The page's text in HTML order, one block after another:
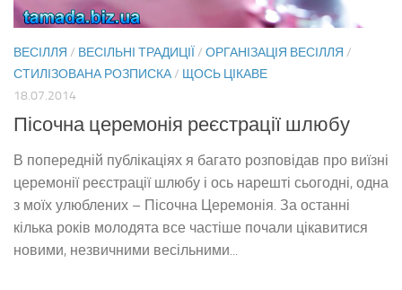
ВЕСІЛЛЯ / ВЕСІЛЬНІ ТРАДИЦІЇ / ОРГАНІЗАЦІЯ ВЕСІЛЛЯ /
СТИЛІЗОВАНА РОЗПИСКА/ ЩОСЬ ЦІКАВЕ
18.07.2014
Пісочна церемонія реєстрації шлюбу
В попередній публікаціях я багато розповідав про виїзні
церемонії реєстрації шлюбу і ось нарешті сьогодні, одна
з моїх улюблених – Пісочна Церемонія. За останні
кілька років молодята все частіше почали цікавитися
новими, незвичними весільними...